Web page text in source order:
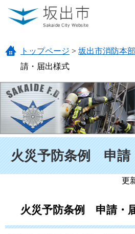
ページの先頭です。
メニューを飛ばして本文へ
トップページ > 坂出市消防本部
請・届出様式
火災予防条例 申請
更
火災予防条例 申請・